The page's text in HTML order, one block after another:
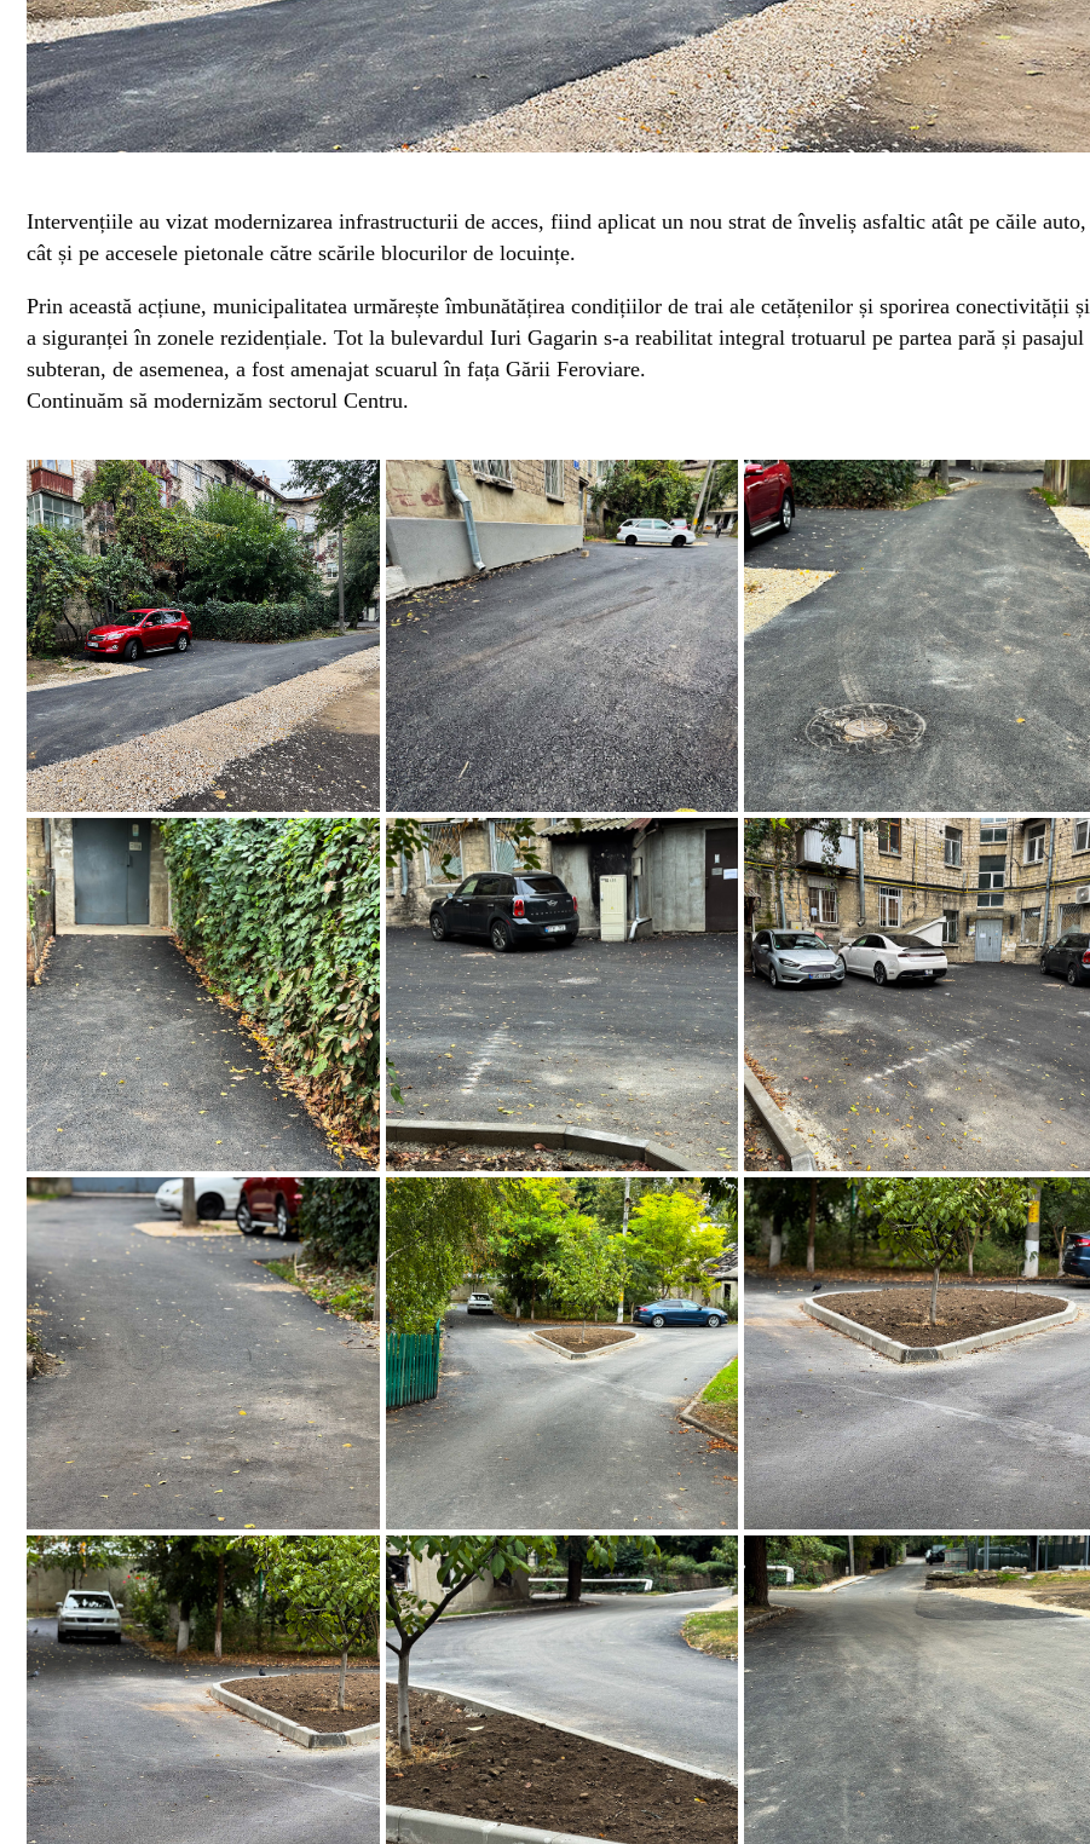
Intervențiile au vizat modernizarea infrastructurii de acces, fiind aplicat un nou strat de înveliș asfaltic atât pe căile auto,
cât și pe accesele pietonale către scările blocurilor de locuințe.
Prin această acțiune, municipalitatea urmărește îmbunătățirea condițiilor de trai ale cetățenilor și sporirea conectivității și
a siguranței în zonele rezidențiale. Tot la bulevardul Iuri Gagarin s-a reabilitat integral trotuarul pe partea pară și pasajul
subteran, de asemenea, a fost amenajat scuarul în fața Gării Feroviare.
Continuăm să modernizăm sectorul Centru.